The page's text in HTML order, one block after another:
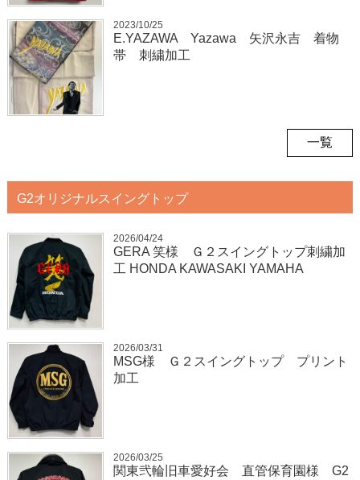
2023/10/25
E.YAZAWA Yazawa 矢沢永吉 着物
帯 刺繍加工
一覧
G2オリジナルスイングトップ
2026/04/24
GERA 笑様 Ｇ２スイングトップ刺繍加
工 HONDA KAWASAKI YAMAHA
2026/03/31
MSG様 Ｇ２スイングトップ プリント
加工
2026/03/25
関東弐輪旧車愛好会 直管保育園様 G2